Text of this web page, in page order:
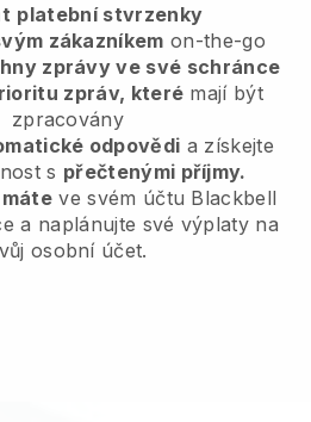
platební stvrzenky
zákazníkem on-the-go
zprávy ve své schránce
zpráv, které mají být
zpracovány
odpovědi a získejte
s přečtenými příjmy.
ve svém účtu Blackbell
a naplánujte své výplaty na
osobní účet.